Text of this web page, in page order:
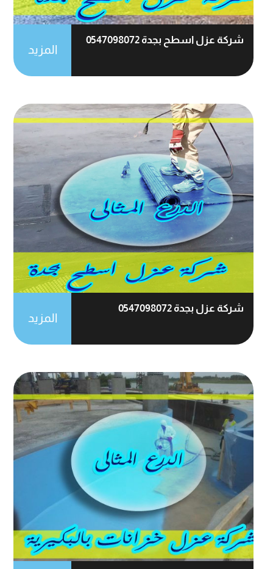
شركة عزل اسطح بجدة 0547098072
المزيد
شركة عزل بجدة 0547098072
المزيد